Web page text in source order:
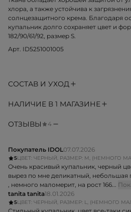
хлора, а также устойчива к
солнцезащитного крема. Благодаря
купальник долго сохраняет цвет и
182/90/61/92, размер S.
Арт. ID5251001005
СОСТАВ И УХОД
НАЛИЧИЕ В 1 МАГАЗИНЕ
ОТЗЫВЫ 4
Покупатель IDOL07.07.2026
5ЦВЕТ: ЧЕРНЫЙ, РАЗМЕР: M, (НЕМНОГО
Очень красивый купальник, черный
вырез по мне деликатный, небольшая
, немного маломерит, на рост 166...
tanita tanita18.01.2026
5ЦВЕТ: ЧЕРНЫЙ, РАЗМЕР: L, (НЕМНОГО